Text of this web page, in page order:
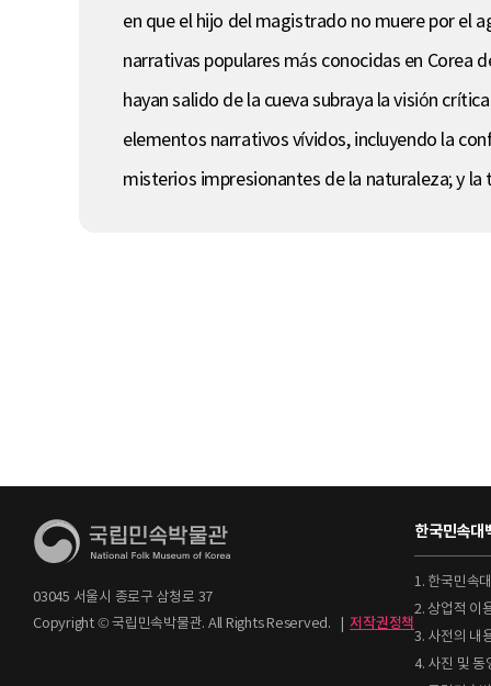
en que el hijo del magistrado no muere por el
narrativas populares más conocidas en Corea
hayan salido de la cueva subraya la visión
elementos narrativos vívidos, incluyendo la
misterios impresionantes de la naturaleza; y
03045 서울시 종로구 삼청로 37
Copyright © 국립민속박물관. All Rights Reserved.
| 저작권정책
한국민속대
1. 한국민속
2. 상업적 이
3. 사전의 내
4. 사진 및